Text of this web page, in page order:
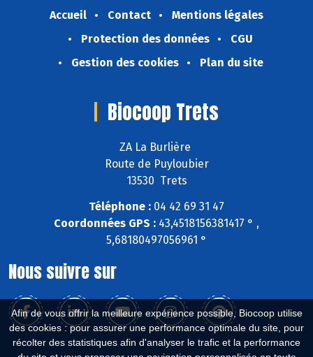
Afin de vous offrir la meilleure expérience possible, Biocoop utilise
des cookies : pour assurer une performance optimale du site, pour
récolter des statistiques afin d'analyser le trafic et la performance
Accueil Contact
Mentions légales
Protection des données
CGU
Gestion des cookies
Plan du site
Biocoop Trets
ZA La Burlière
Route de Puyloubier
13530 Trets
Téléphone : 04 42 69 31 47
Coordonnées GPS : 43,4518156381417 ° ,
5,68180497056961 °
Nous suivre sur